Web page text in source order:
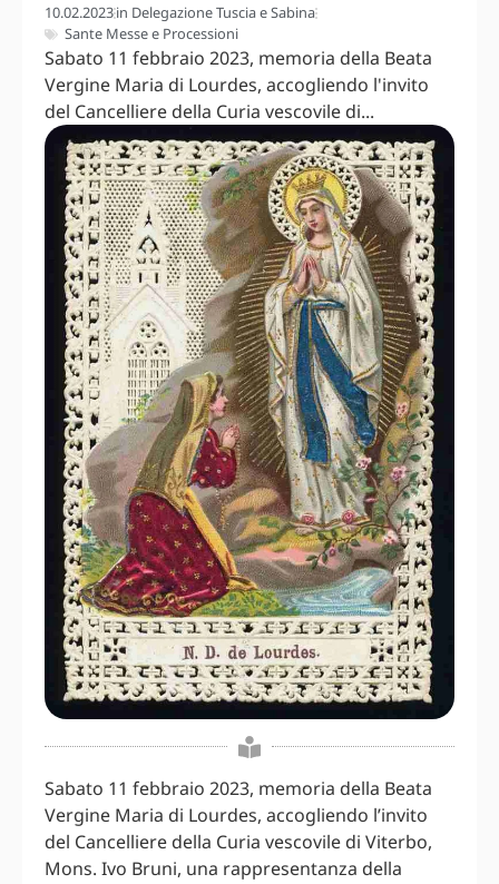
10.02.2023in Delegazione Tuscia e Sabina
Sante Messe e Processioni
Sabato 11 febbraio 2023, memoria della Beata
Vergine Maria di Lourdes, accogliendo l'invito
del Cancelliere della Curia vescovile di...
Sabato 11 febbraio 2023, memoria della Beata
Vergine Maria di Lourdes, accogliendo l’invito
del Cancelliere della Curia vescovile di Viterbo,
Mons. Ivo Bruni, una rappresentanza della